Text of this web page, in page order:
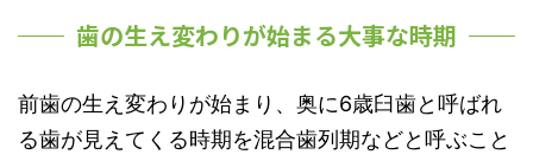
歯の生え変わりが始まる大事な時期
前歯の生え変わりが始まり、奥に6歳臼歯と呼ばれ
る歯が見えてくる時期を混合歯列期などと呼ぶこと